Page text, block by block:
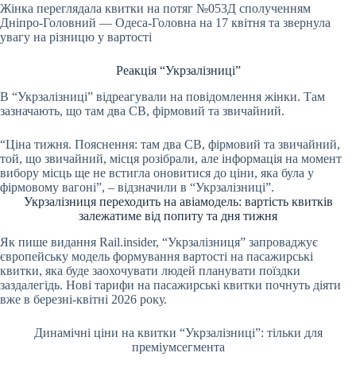
Жінка переглядала квитки на потяг №053Д сполученням
Дніпро-Головний — Одеса-Головна на 17 квітня та звернула
увагу на різницю у вартості
Реакція “Укрзалізниці”
В “Укрзалізниці” відреагували на повідомлення жінки. Там
зазначають, що там два СВ, фірмовий та звичайний.
“Ціна тижня. Пояснення: там два СВ, фірмовий та звичайний,
той, що звичайний, місця розібрали, але інформація на момент
вибору місць ще не встигла оновитися до ціни, яка була у
фірмовому вагоні”, – відзначили в “Укрзалізниці”.
Укрзалізниця переходить на авіамодель: вартість квитків
залежатиме від попиту та дня тижня
Як пише видання Rail.insider, “Укрзалізниця” запроваджує
європейську модель формування вартості на пасажирські
квитки, яка буде заохочувати людей планувати поїздки
заздалегідь. Нові тарифи на пасажирські квитки почнуть діяти
вже в березні-квітні 2026 року.
Динамічні ціни на квитки “Укрзалізниці”: тільки для
преміумсегмента